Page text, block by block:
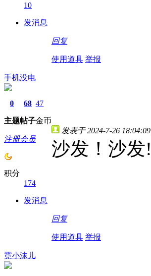
10
发消息
回复
使用道具 举报
手机没电
0
主题
68
帖子
47
金币
注册会员
积分
174
发消息
发表于 2024-7-26 18:04:09
沙发！沙发!
回复
使用道具 举报
霓小沫儿